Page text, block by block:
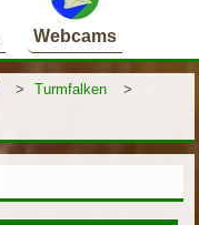
Webcams
> Turmfalken
>